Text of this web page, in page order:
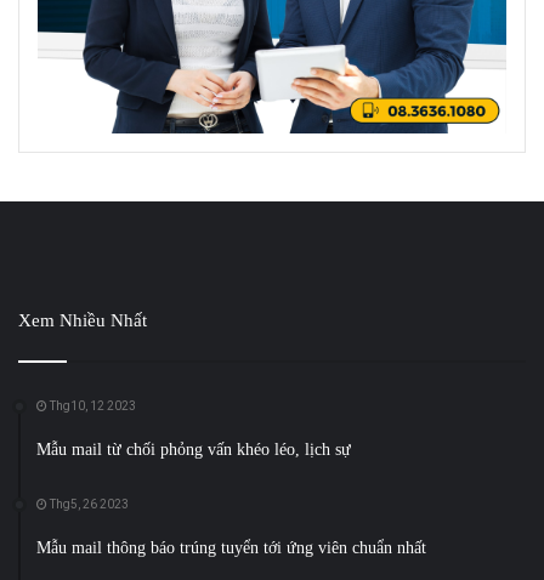
Xem Nhiều Nhất
Thg10, 12 2023
Mẫu mail từ chối phỏng vấn khéo léo, lịch sự
Thg5, 26 2023
Mẫu mail thông báo trúng tuyển tới ứng viên chuẩn nhất